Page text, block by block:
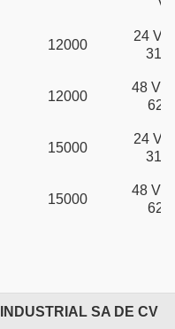
12000
24
31
12000
48
62
15000
24
31
15000
48
62
SA DE CV